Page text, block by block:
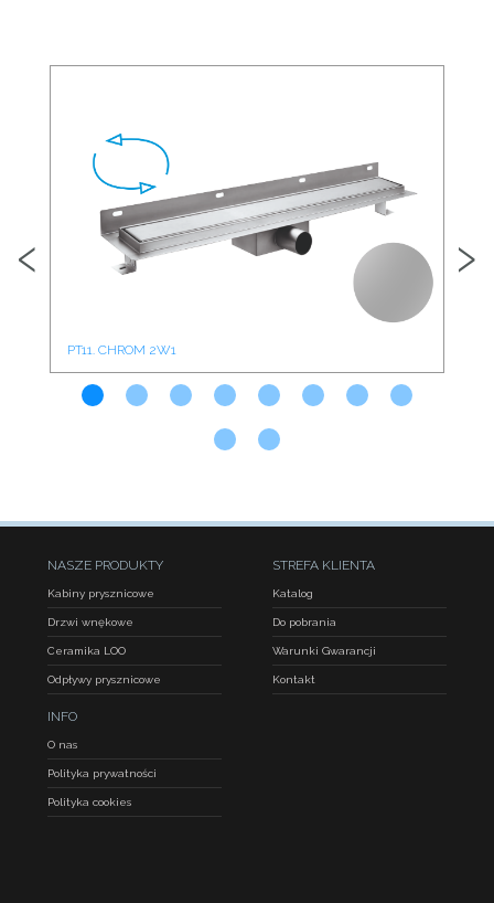
PT11. CHROM 2W1
‹ ›
NASZE PRODUKTY
Kabiny prysznicowe
Drzwi wnękowe
Ceramika LOO
Odpływy prysznicowe
STREFA KLIENTA
Katalog
Do pobrania
Warunki Gwarancji
Kontakt
INFO
O nas
Polityka prywatności
Polityka cookies